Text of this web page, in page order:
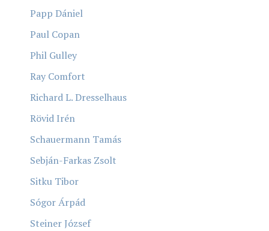
Papp Dániel
Paul Copan
Phil Gulley
Ray Comfort
Richard L. Dresselhaus
Rövid Irén
Schauermann Tamás
Sebján-Farkas Zsolt
Sitku Tibor
Sógor Árpád
Steiner József